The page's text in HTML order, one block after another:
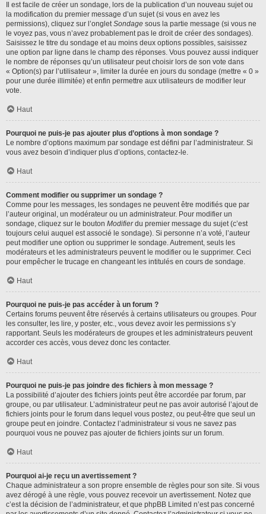
Il est facile de créer un sondage, lors de la publication d’un nouveau sujet ou
la modification du premier message d’un sujet (si vous en avez les
permissions), cliquez sur l’ongletSondage sous la partie message (si vous ne
le voyez pas, vous n’avez probablement pas le droit de créer des sondages).
Saisissez le titre du sondage et au moins deux options possibles, saisissez
une option par ligne dans le champ des réponses. Vous pouvez aussi indiquer
le nombre de réponses qu’un utilisateur peut choisir lors de son vote dans
« Option(s) par l’utilisateur », limiter la durée en jours du sondage (mettre « 0 »
pour une durée illimitée) et enfin permettre aux utilisateurs de modifier leur
vote.
Haut
Pourquoi ne puis-je pas ajouter plus d’options à mon sondage ?
Le nombre d’options maximum par sondage est défini par l’administrateur. Si
vous avez besoin d’indiquer plus d’options, contactez-le.
Haut
Comment modifier ou supprimer un sondage ?
Comme pour les messages, les sondages ne peuvent être modifiés que par
l’auteur original, un modérateur ou un administrateur. Pour modifier un
sondage, cliquez sur le bouton Modifierdu premier message du sujet (c’est
toujours celui auquel est associé le sondage). Si personne n’a voté, l’auteur
peut modifier une option ou supprimer le sondage. Autrement, seuls les
modérateurs et les administrateurs peuvent le modifier ou le supprimer. Ceci
pour empêcher le trucage en changeant les intitulés en cours de sondage.
Haut
Pourquoi ne puis-je pas accéder à un forum ?
Certains forums peuvent être réservés à certains utilisateurs ou groupes. Pour
les consulter, les lire, y poster, etc., vous devez avoir les permissions s’y
rapportant. Seuls les modérateurs de groupes et les administrateurs peuvent
accorder ces accès, vous devez donc les contacter.
Haut
Pourquoi ne puis-je pas joindre des fichiers à mon message ?
La possibilité d’ajouter des fichiers joints peut être accordée par forum, par
groupe, ou par utilisateur. L’administrateur peut ne pas avoir autorisé l’ajout de
fichiers joints pour le forum dans lequel vous postez, ou peut-être que seul un
groupe peut en joindre. Contactez l’administrateur si vous ne savez pas
pourquoi vous ne pouvez pas ajouter de fichiers joints sur un forum.
Haut
Pourquoi ai-je reçu un avertissement ?
Chaque administrateur a son propre ensemble de règles pour son site. Si vous
avez dérogé à une règle, vous pouvez recevoir un avertissement. Notez que
c’est la décision de l’administrateur, et que phpBB Limited n’est pas concerné